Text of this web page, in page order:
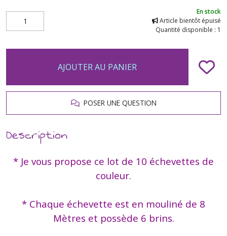
En stock
Article bientôt épuisé
Quantité disponible : 1
AJOUTER AU PANIER
POSER UNE QUESTION
Description
* Je vous propose ce lot de 10 échevettes de
couleur.
* Chaque échevette est en mouliné de 8
Mètres et possède 6 brins.